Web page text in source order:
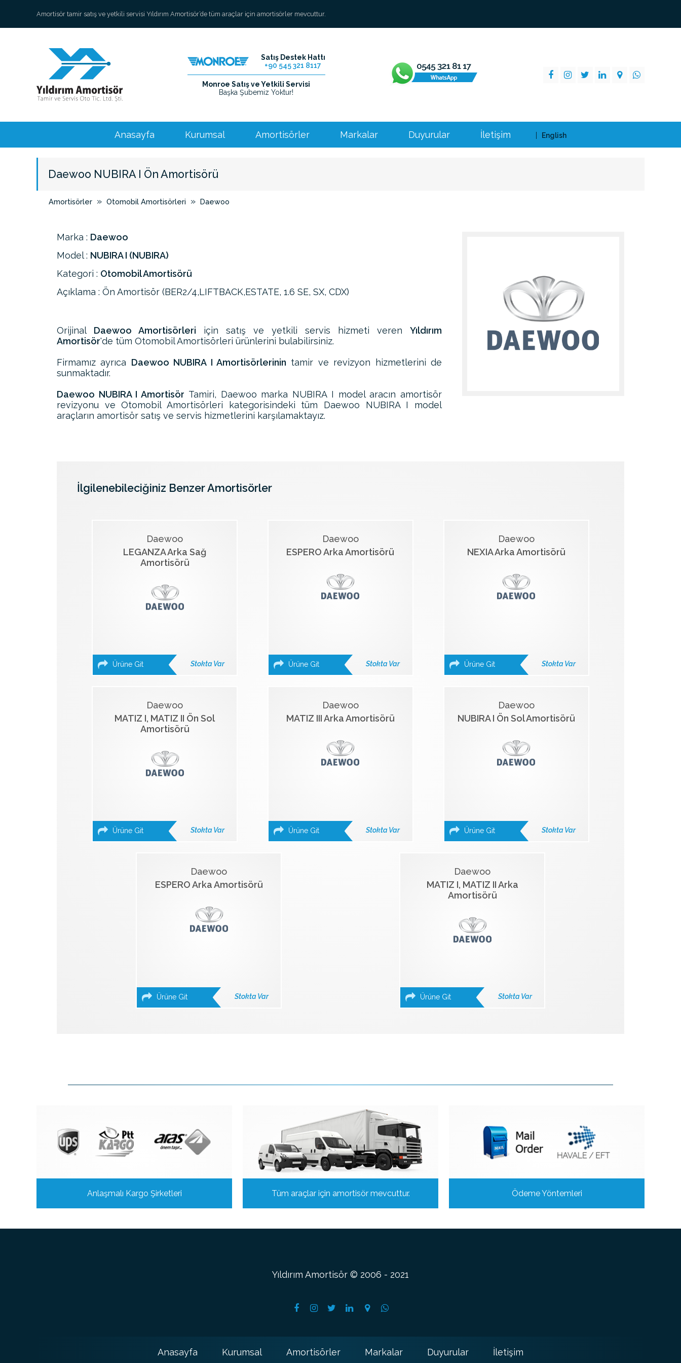
Amortisör tamir satış ve yetkili servisi Yıldırım Amortisör’de tüm araçlar için amortisörler mevcuttur.
Satış Destek Hattı
+90 545 321 8117
Monroe Satış ve Yetkili Servisi
Başka Şubemiz Yoktur!
Anasayfa Kurumsal Amortisörler Markalar Duyurular İletişim English
Daewoo NUBIRA I Ön Amortisörü
Amortisörler » Otomobil Amortisörleri » Daewoo
Marka : Daewoo
Model : NUBIRA I (NUBIRA)
Kategori : Otomobil Amortisörü
Açıklama : Ön Amortisör (BER2/4,LIFTBACK,ESTATE, 1.6 SE, SX, CDX)
Orijinal Daewoo Amortisörleri için satış ve yetkili servis hizmeti veren Yıldırım
Amortisör'de tüm Otomobil Amortisörleri ürünlerini bulabilirsiniz.
Firmamız ayrıca Daewoo NUBIRA I Amortisörlerinin tamir ve revizyon hizmetlerini de
sunmaktadır.
Daewoo NUBIRA I Amortisör Tamiri, Daewoo marka NUBIRA I model aracın amortisör
revizyonu ve Otomobil Amortisörleri kategorisindeki tüm Daewoo NUBIRA I model
araçların amortisör satış ve servis hizmetlerini karşılamaktayız.
İlgilenebileciğiniz Benzer Amortisörler
Daewoo
LEGANZA Arka Sağ
Amortisörü
Ürüne Git Stokta Var
Daewoo
ESPERO Arka Amortisörü
Ürüne Git Stokta Var
Daewoo
NEXIA Arka Amortisörü
Ürüne Git Stokta Var
Daewoo
MATIZ I, MATIZ II Ön Sol
Amortisörü
Ürüne Git Stokta Var
Daewoo
MATIZ III Arka Amortisörü
Ürüne Git Stokta Var
Daewoo
NUBIRA I Ön Sol Amortisörü
Ürüne Git Stokta Var
Daewoo
ESPERO Arka Amortisörü
Ürüne Git Stokta Var
Daewoo
MATIZ I, MATIZ II Arka
Amortisörü
Ürüne Git Stokta Var
Anlaşmalı Kargo Şirketleri Tüm araçlar için amortisör mevcuttur. Ödeme Yöntemleri
Yıldırım Amortisör © 2006 - 2021
Anasayfa Kurumsal Amortisörler Markalar Duyurular İletişim